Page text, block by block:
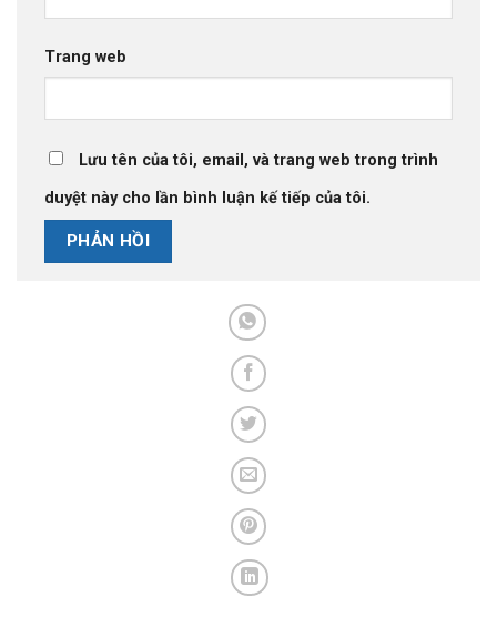
Trang web
Lưu tên của tôi, email, và trang web trong trình
duyệt này cho lần bình luận kế tiếp của tôi.